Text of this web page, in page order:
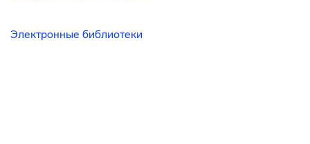
Электронные библиотеки